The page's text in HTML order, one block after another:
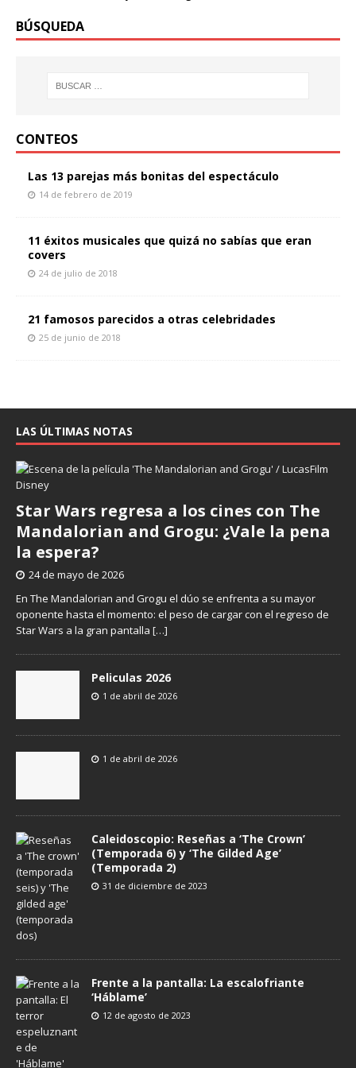
BÚSQUEDA
CONTEOS
Las 13 parejas más bonitas del espectáculo
14 de febrero de 2019
11 éxitos musicales que quizá no sabías que eran
covers
24 de julio de 2018
21 famosos parecidos a otras celebridades
25 de junio de 2018
LAS ÚLTIMAS NOTAS
Star Wars regresa a los cines con The
Mandalorian and Grogu: ¿Vale la pena
la espera?
24 de mayo de 2026
En The Mandalorian and Grogu el dúo se enfrenta a su mayor
oponente hasta el momento: el peso de cargar con el regreso de
Star Wars a la gran pantalla […]
Peliculas 2026
1 de abril de 2026
1 de abril de 2026
Caleidoscopio: Reseñas a ‘The Crown’
(Temporada 6) y ‘The Gilded Age’
(Temporada 2)
31 de diciembre de 2023
Frente a la pantalla: La escalofriante
‘Háblame’
12 de agosto de 2023